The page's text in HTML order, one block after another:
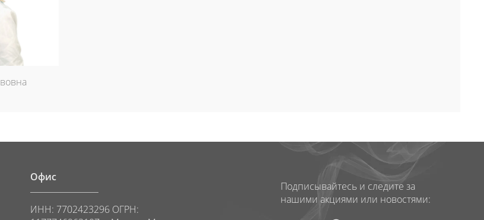
Офис
ИНН: 7702423296 ОГРН:
Подписывайтесь и следите за
нашими акциями или новостями: